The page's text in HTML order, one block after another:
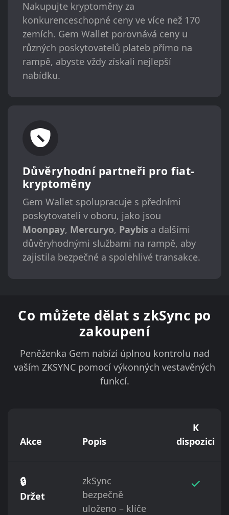
Nakupujte kryptoměny za
konkurenceschopné ceny ve více než 170
zemích. Gem Wallet porovnává ceny u
různých poskytovatelů plateb přímo na
rampě, abyste vždy získali nejlepší
nabídku.
Důvěryhodní partneři pro fiat-
kryptoměny
Gem Wallet spolupracuje s předními
poskytovateli v oboru, jako jsou
Moonpay, Mercuryo, Paybis a dalšími
důvěryhodnými službami na rampě, aby
zajistila bezpečné a spolehlivé transakce.
Co můžete dělat s zkSync po
zakoupení
Peněženka Gem nabízí úplnou kontrolu nad
vaším ZKSYNC pomocí výkonných vestavěných
funkcí.
Akce Popis
K
dispozici
🔒
Držet
zkSync
bezpečně
uloženo – klíče
✓